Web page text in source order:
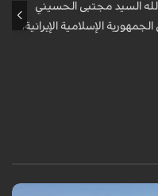
الله السيد مجتبى الحسيني
الإسلامية الإيرانية،